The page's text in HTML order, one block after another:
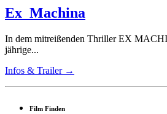
Ex_Machina
In dem mitreißenden Thriller EX
jährige...
Infos & Trailer →
Film Finden